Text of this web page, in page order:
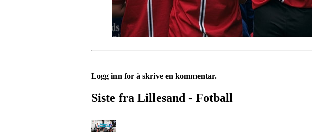
Logg inn for å skrive en kommentar.
Siste fra Lillesand - Fotball